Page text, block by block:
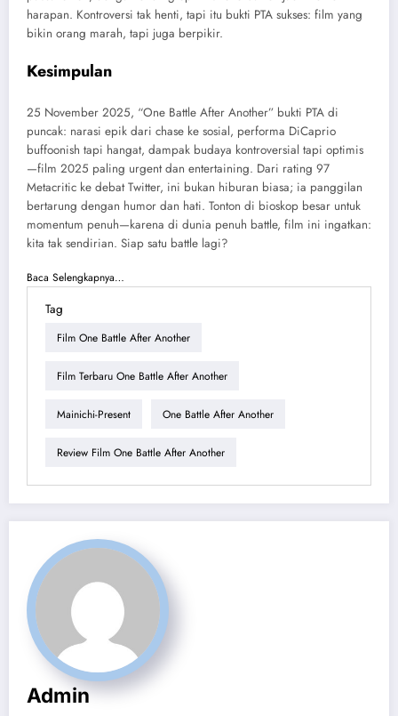
harapan. Kontroversi tak henti, tapi itu bukti PTA sukses: film yang
bikin orang marah, tapi juga berpikir.
Kesimpulan
25 November 2025, “One Battle After Another” bukti PTA di
puncak: narasi epik dari chase ke sosial, performa DiCaprio
buffoonish tapi hangat, dampak budaya kontroversial tapi optimis
—film 2025 paling urgent dan entertaining. Dari rating 97
Metacritic ke debat Twitter, ini bukan hiburan biasa; ia panggilan
bertarung dengan humor dan hati. Tonton di bioskop besar untuk
momentum penuh—karena di dunia penuh battle, film ini ingatkan:
kita tak sendirian. Siap satu battle lagi?
Baca Selengkapnya…
Tag
Film One Battle After Another
Film Terbaru One Battle After Another
Mainichi-Present One Battle After Another
Review Film One Battle After Another
Admin